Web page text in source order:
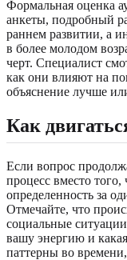
Формальная оценка
анкеты, подробный
раннем развитии, а
в более молодом
черт. Специалист
как они влияют на
объяснение лучше
Как
Если вопрос
процесс вместо того,
определенность за
Отмечайте, что
социальные
вашу энергию и
паттерны во